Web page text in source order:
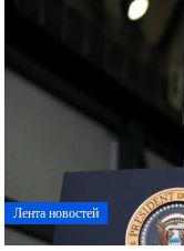
Лента новостей